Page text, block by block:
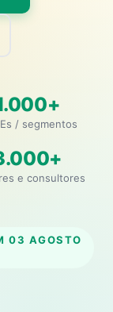
/ segmentos
e consultores
03 AGOSTO